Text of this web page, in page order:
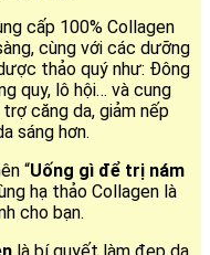
cấp 100% Collagen
cùng với các dưỡng
thảo quý như: Đông
quy, lô hội… và cung
căng da, giảm nếp
sáng hơn.
“Uống gì để trị nám
hạ thảo Collagen là
cho bạn.
là bí quyết làm đẹp da